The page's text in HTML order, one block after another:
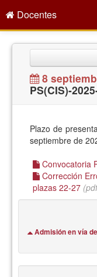
Docentes
Empleo Público
Gestión PDI
Seprus
Acción Social
Directorio
8
PS(CIS)-
Plazo de
septiembre de
Convocatoria
Corrección
plazas 22-27
Admisión en vía